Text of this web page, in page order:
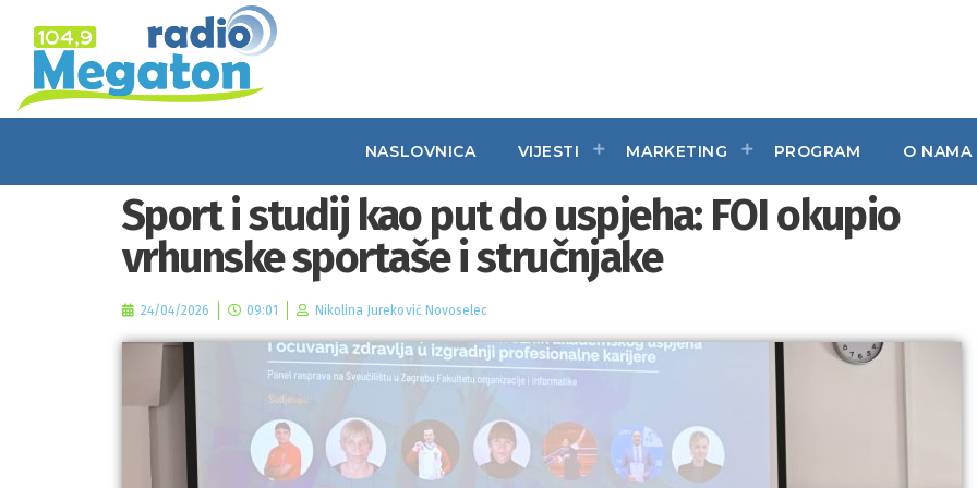
NASLOVNICA VIJESTI MARKETING PROGRAM O NAMA
Sport i studij kao put do uspjeha: FOI okupio
vrhunske sportaše i stručnjake
24/04/2026 09:01 Nikolina Jureković Novoselec